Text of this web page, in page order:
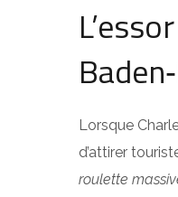
Lorsque
d’attirer
roulette